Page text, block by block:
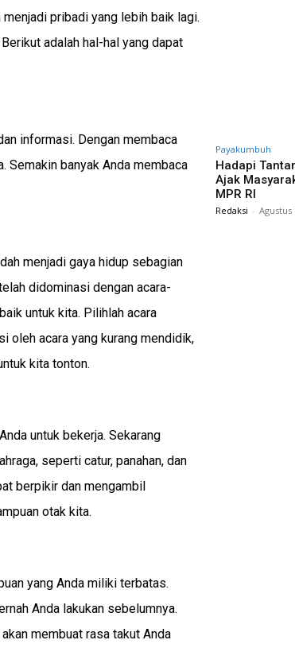
pribadi yang lebih baik lagi.
adalah hal-hal yang dapat
informasi. Dengan membaca
Semakin banyak Anda membaca
menjadi gaya hidup sebagian
didominasi dengan acara-
untuk kita. Pilihlah acara
oleh acara yang kurang mendidik,
kita tonton.
untuk bekerja. Sekarang
seperti catur, panahan, dan
berpikir dan mengambil
otak kita.
yang Anda miliki terbatas.
Anda lakukan sebelumnya.
membuat rasa takut Anda
Payakumbuh
Hadapi
Ajak
MPR RI
Redaksi - Agustus